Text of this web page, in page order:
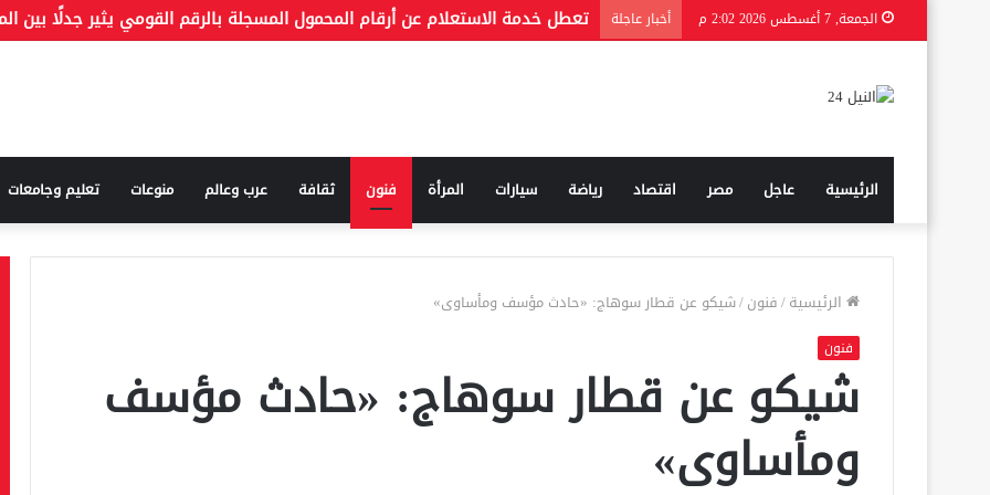
الجمعة, 7 أغسطس 2026 2:02 م أخبار عاجلة
الرئيسية عاجل مصر اقتصاد رياضة سيارات المرأة فنون ثقافة عرب وعالم منوعات تعليم وجامعات
الرئيسية/فنون/شيكو عن قطار سوهاج: «حادث مؤسف ومأساوى»
فنون
شيكو عن قطار سوهاج: «حادث مؤسف
ومأساوى»